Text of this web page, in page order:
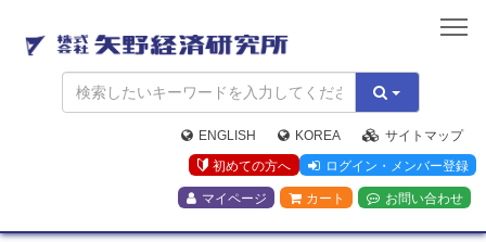
矢
野
経
済
研
究
所
ENGLISH KOREA
サイトマップ
初めての方へ
ログイン・メンバー登録
マイページ カート お問い合わせ